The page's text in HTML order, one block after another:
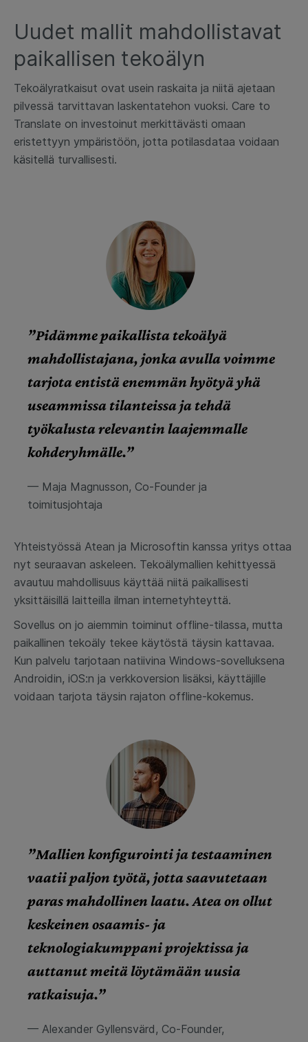
Uudet mallit mahdollistavat
paikallisen tekoälyn
Tekoälyratkaisut ovat usein raskaita ja niitä ajetaan
pilvessä tarvittavan laskentatehon vuoksi. Care to
Translate on investoinut merkittävästi omaan
eristettyyn ympäristöön, jotta potilasdataa voidaan
käsitellä turvallisesti.
”Pidämme paikallista tekoälyä
mahdollistajana, jonka avulla voimme
tarjota entistä enemmän hyötyä yhä
useammissa tilanteissa ja tehdä
työkalusta relevantin laajemmalle
kohderyhmälle.”
— Maja Magnusson, Co-Founder ja
toimitusjohtaja
Yhteistyössä Atean ja Microsoftin kanssa yritys ottaa
nyt seuraavan askeleen. Tekoälymallien kehittyessä
avautuu mahdollisuus käyttää niitä paikallisesti
yksittäisillä laitteilla ilman internetyhteyttä.
Sovellus on jo aiemmin toiminut offline-tilassa, mutta
paikallinen tekoäly tekee käytöstä täysin kattavaa.
Kun palvelu tarjotaan natiivina Windows-sovelluksena
Androidin, iOS:n ja verkkoversion lisäksi, käyttäjille
voidaan tarjota täysin rajaton offline-kokemus.
”Mallien konfigurointi ja testaaminen
vaatii paljon työtä, jotta saavutetaan
paras mahdollinen laatu. Atea on ollut
keskeinen osaamis- ja
teknologiakumppani projektissa ja
auttanut meitä löytämään uusia
ratkaisuja.”
— Alexander Gyllensvärd, Co-Founder,